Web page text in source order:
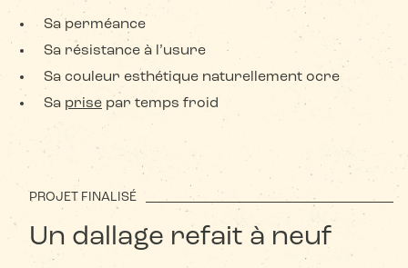
Sa perméance
Sa résistance à l’usure
Sa couleur esthétique naturellement ocre
Sa prise par temps froid
PROJET FINALISÉ
Un dallage refait à neuf